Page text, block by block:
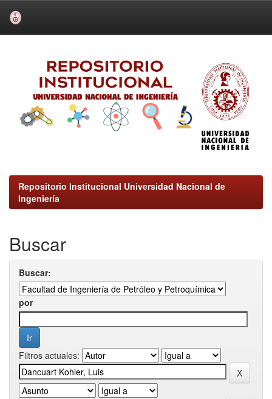
Repositorio Institucional Universidad Nacional de
Ingeniería
Buscar
Buscar:
por
Filtros actuales: